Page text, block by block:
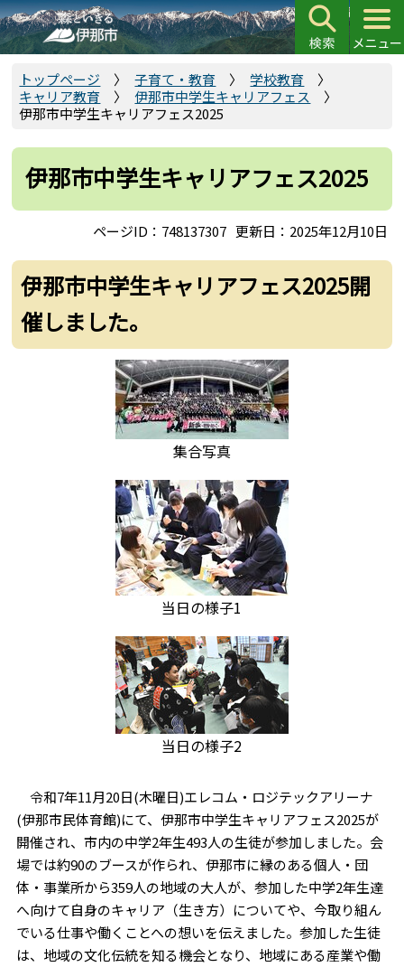
こ
の
ペ
先
トップページ 子育て・教育
学校教育
キャリア教育
伊那市中学生キャリアフェス
伊那市中学生キャリアフェス2025
伊那市中学生キャリアフェス2025
ページID：748137307 更新日：2025年12月10日
伊那市中学生キャリアフェス2025開
催しました。
集合写真
当日の様子1
当日の様子2
令和7年11月20日(木曜日)エレコム・ロジテックアリーナ
(伊那市民体育館)にて、伊那市中学生キャリアフェス2025が
開催され、市内の中学2年生493人の生徒が参加しました。会
場では約90のブースが作られ、伊那市に縁のある個人・団
体・事業所から359人の地域の大人が、参加した中学2年生達
へ向けて自身のキャリア（生き方）についてや、今取り組ん
でいる仕事や働くことへの想いを伝えました。参加した生徒
は、地域の文化伝統を知る機会となり、地域にある産業や働